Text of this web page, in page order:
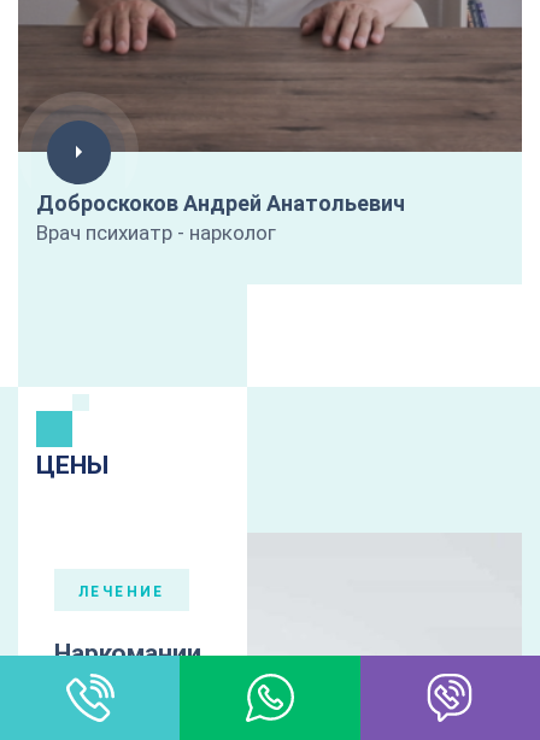
Доброскоков Андрей Анатольевич
Врач психиатр - нарколог
ЦЕНЫ
ЛЕЧЕНИЕ
Наркомании
Лечение наркомании – одно из профильных